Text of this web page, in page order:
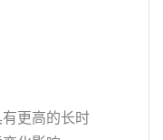
更高的长时